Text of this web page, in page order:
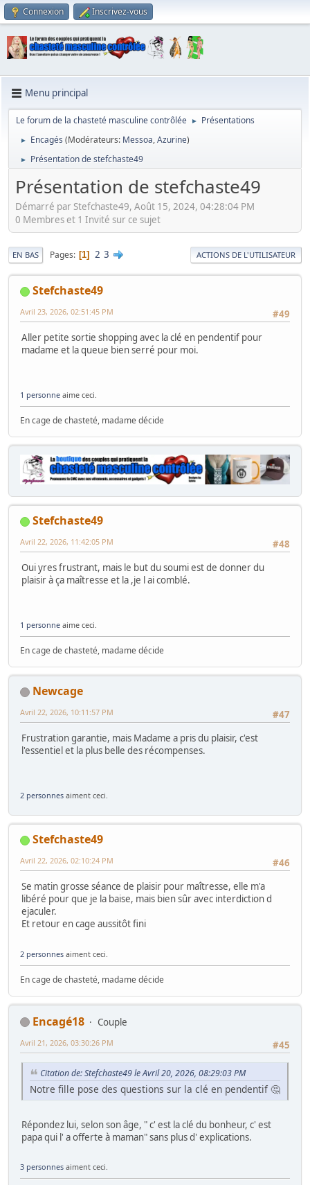
Connexion Inscrivez-vous
Menu principal
Le forum de la chasteté masculine contrôlée ► Présentations
► Encagés (Modérateurs: Messoa,Azurine)
► Présentation de stefchaste49
Présentation de stefchaste49
Démarré par Stefchaste49, Août 15, 2024, 04:28:04 PM
0 Membres et 1 Invité sur ce sujet
EN BAS Pages 1 2 3 ACTIONS DE L'UTILISATEUR
Stefchaste49
#49
Avril 23, 2026, 02:51:45 PM
Aller petite sortie shopping avec la clé en pendentif pour
madame et la queue bien serré pour moi.
1 personne aime ceci.
En cage de chasteté, madame décide
Stefchaste49
#48
Avril 22, 2026, 11:42:05 PM
Oui yres frustrant, mais le but du soumi est de donner du
plaisir à ça maîtresse et la ,je l ai comblé.
1 personne aime ceci.
En cage de chasteté, madame décide
Newcage
#47
Avril 22, 2026, 10:11:57 PM
Frustration garantie, mais Madame a pris du plaisir, c'est
l'essentiel et la plus belle des récompenses.
2 personnes aiment ceci.
Stefchaste49
#46
Avril 22, 2026, 02:10:24 PM
Se matin grosse séance de plaisir pour maîtresse, elle m'a
libéré pour que je la baise, mais bien sûr avec interdiction d
ejaculer.
Et retour en cage aussitôt fini
2 personnes aiment ceci.
En cage de chasteté, madame décide
Encagé18
Couple
#45
Avril 21, 2026, 03:30:26 PM
Citation de: Stefchaste49 le Avril 20, 2026, 08:29:03 PM
Notre fille pose des questions sur la clé en pendentif 🤔
Répondez lui, selon son âge, " c' est la clé du bonheur, c' est
papa qui l' a offerte à maman" sans plus d' explications.
3 personnes aiment ceci.